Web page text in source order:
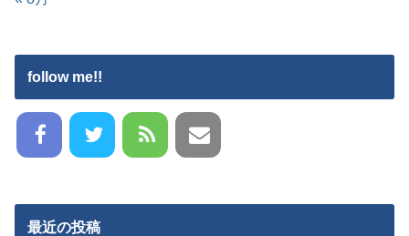
follow me!!
最近の投稿